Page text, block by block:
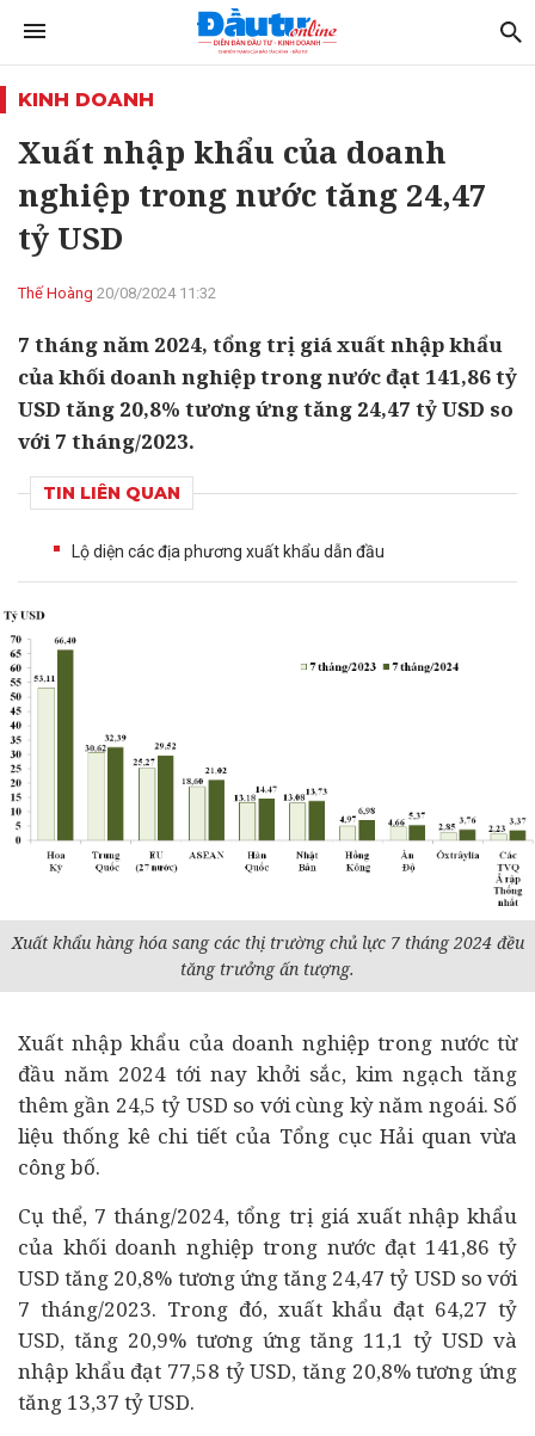
KINH DOANH
Xuất nhập khẩu của doanh
nghiệp trong nước tăng 24,47
tỷ USD
Thế Hoàng 20/08/2024 11:32
7 tháng năm 2024, tổng trị giá xuất nhập khẩu
của khối doanh nghiệp trong nước đạt 141,86 tỷ
USD tăng 20,8% tương ứng tăng 24,47 tỷ USD so
với 7 tháng/2023.
TIN LIÊN QUAN
Lộ diện các địa phương xuất khẩu dẫn đầu
Xuất khẩu hàng hóa sang các thị trường chủ lực 7 tháng 2024 đều
tăng trưởng ấn tượng.
Xuất nhập khẩu của doanh nghiệp trong nước từ
đầu năm 2024 tới nay khởi sắc, kim ngạch tăng
thêm gần 24,5 tỷ USD so với cùng kỳ năm ngoái. Số
liệu thống kê chi tiết của Tổng cục Hải quan vừa
công bố.
Cụ thể, 7 tháng/2024, tổng trị giá xuất nhập khẩu
của khối doanh nghiệp trong nước đạt 141,86 tỷ
USD tăng 20,8% tương ứng tăng 24,47 tỷ USD so với
7 tháng/2023. Trong đó, xuất khẩu đạt 64,27 tỷ
USD, tăng 20,9% tương ứng tăng 11,1 tỷ USD và
nhập khẩu đạt 77,58 tỷ USD, tăng 20,8% tương ứng
tăng 13,37 tỷ USD.